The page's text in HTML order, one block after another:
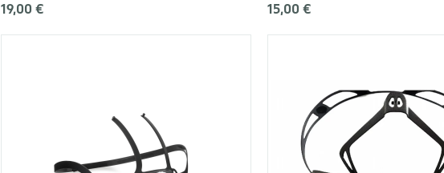
19,00 € 15,00 €